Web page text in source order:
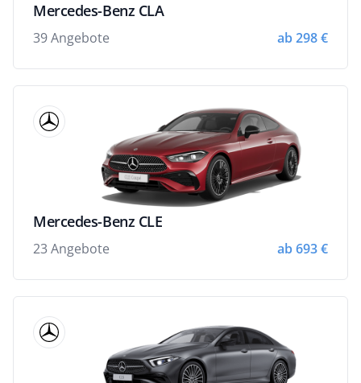
Mercedes-Benz CLA
39 Angebote ab 298 €
Mercedes-Benz CLE
23 Angebote ab 693 €